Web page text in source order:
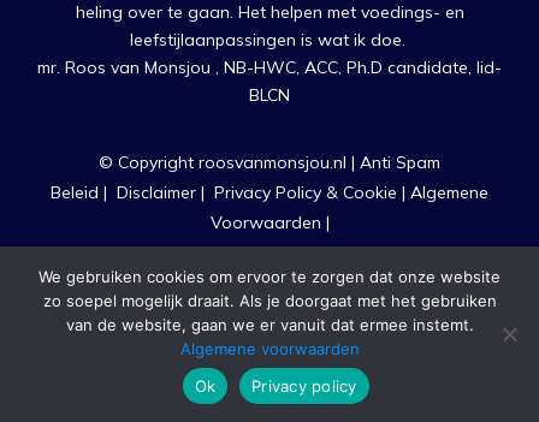
heling over te gaan. Het helpen met voedings- en
leefstijlaanpassingen is wat ik doe.
mr. Roos van Monsjou , NB-HWC, ACC, Ph.D candidate, lid-
BLCN
© Copyright roosvanmonsjou.nl | Anti Spam
Beleid | Disclaimer | Privacy Policy & Cookie | Algemene
Voorwaarden |
Ontwerp, Realisatie & Begeleidingheleenverkerk.nl
N
Disclaimer Privacy policy Contact
We gebruiken cookies om ervoor te zorgen dat onze website
zo soepel mogelijk draait. Als je doorgaat met het gebruiken
van de website, gaan we er vanuit dat ermee instemt.
Algemene voorwaarden
Ok
Privacy policy